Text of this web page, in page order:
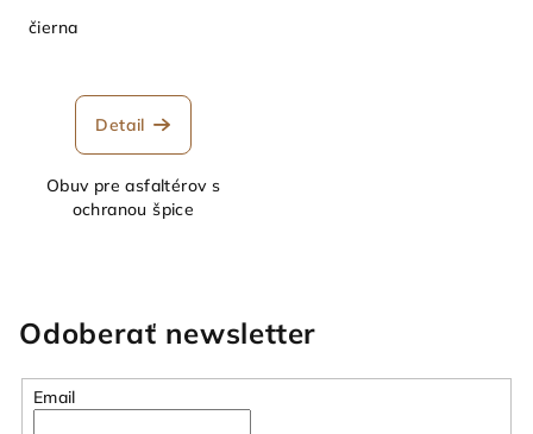
čierna
Detail
Obuv pre asfaltérov s
ochranou špice
Odoberať newsletter
Email